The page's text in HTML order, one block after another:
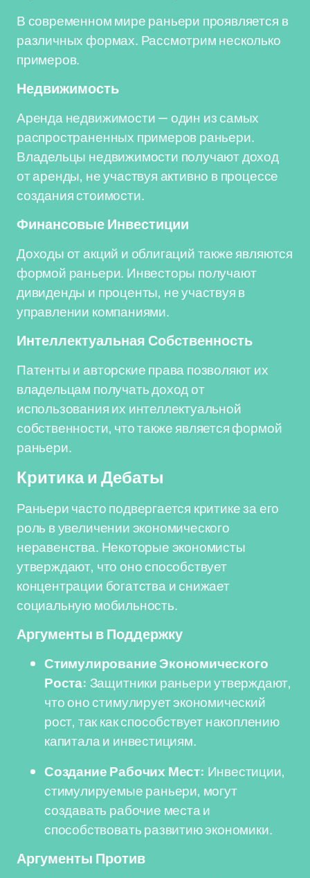
В современном мире раньери проявляется в
различных формах. Рассмотрим несколько
примеров.
Недвижимость
Аренда недвижимости — один из самых
распространенных примеров раньери.
Владельцы недвижимости получают доход
от аренды, не участвуя активно в процессе
создания стоимости.
Финансовые Инвестиции
Доходы от акций и облигаций также являются
формой раньери. Инвесторы получают
дивиденды и проценты, не участвуя в
управлении компаниями.
Интеллектуальная Собственность
Патенты и авторские права позволяют их
владельцам получать доход от
использования их интеллектуальной
собственности, что также является формой
раньери.
Критика и Дебаты
Раньери часто подвергается критике за его
роль в увеличении экономического
неравенства. Некоторые экономисты
утверждают, что оно способствует
концентрации богатства и снижает
социальную мобильность.
Аргументы в Поддержку
Стимулирование Экономического
Роста: Защитники раньери утверждают,
что оно стимулирует экономический
рост, так как способствует накоплению
капитала и инвестициям.
Создание Рабочих Мест: Инвестиции,
стимулируемые раньери, могут
создавать рабочие места и
способствовать развитию экономики.
Аргументы Против